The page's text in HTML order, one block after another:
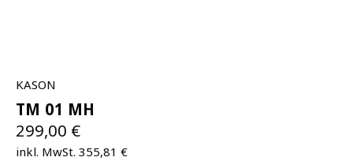
KASON
TM 01 MH
299,00 €
inkl. MwSt. 355,81 €